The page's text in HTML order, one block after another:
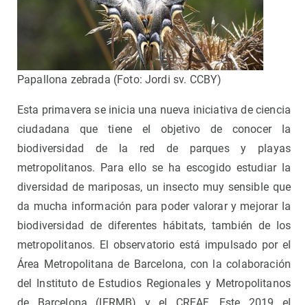
Papallona zebrada (Foto: Jordi sv. CCBY)
Esta primavera se inicia una nueva iniciativa de ciencia
ciudadana que tiene el objetivo de conocer la
biodiversidad de la red de parques y playas
metropolitanos. Para ello se ha escogido estudiar la
diversidad de mariposas, un insecto muy sensible que
da mucha información para poder valorar y mejorar la
biodiversidad de diferentes hábitats, también de los
metropolitanos. El observatorio está impulsado por el
Área Metropolitana de Barcelona, con la colaboración
del Instituto de Estudios Regionales y Metropolitanos